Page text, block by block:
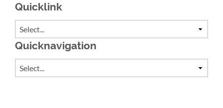
Quicklink
Quicknavigation
Zielseite